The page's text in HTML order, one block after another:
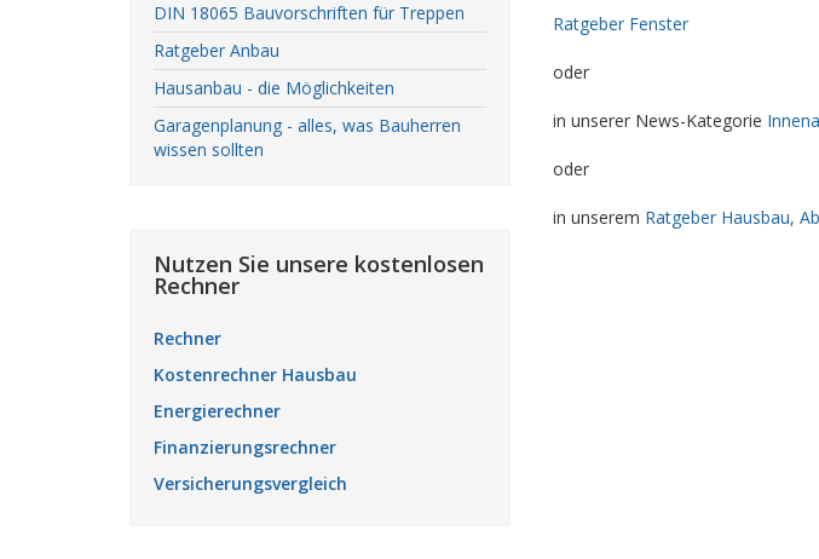
Ratgeber Fenster
oder
in unserer News-Kategorie
oder
in unserem Ratgeber Hausbau,
DIN 18065 Bauvorschriften für Treppen
Ratgeber Anbau
Hausanbau - die Möglichkeiten
Garagenplanung - alles, was Bauherren
wissen sollten
Nutzen Sie unsere kostenlosen
Rechner
Rechner
Kostenrechner Hausbau
Energierechner
Finanzierungsrechner
Versicherungsvergleich